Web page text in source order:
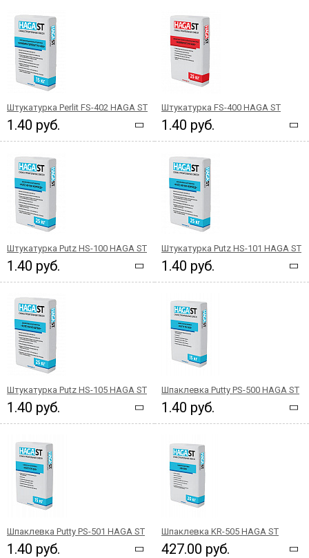
Штукатурка Perlit FS-402 HAGA ST
1.40 руб.
Штукатурка FS-400 HAGA ST
1.40 руб.
Штукатурка Putz HS-100 HAGA ST
1.40 руб.
Штукатурка Putz HS-101 HAGA ST
1.40 руб.
Штукатурка Putz HS-105 HAGA ST
1.40 руб.
Шпаклевка Putty PS-500 HAGA ST
1.40 руб.
Шпаклевка Putty PS-501 HAGA ST
1.40 руб.
Шпаклевка KR-505 HAGA ST
427.00 руб.